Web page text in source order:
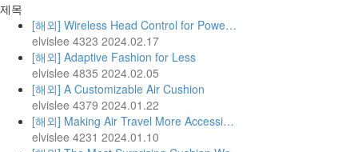
제목
[해외] Wireless Head Control for Powe…
elvislee 4323 2024.02.17
[해외] Adaptive Fashion for Less
elvislee 4835 2024.02.05
[해외] A Customizable Air Cushion
elvislee 4379 2024.01.22
[해외] Making Air Travel More Accessi…
elvislee 4231 2024.01.10